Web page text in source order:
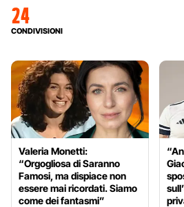
24
CONDIVISIONI
Valeria Monetti:
“Orgogliosa di Saranno
Famosi, ma dispiace non
essere mai ricordati. Siamo
come dei fantasmi”